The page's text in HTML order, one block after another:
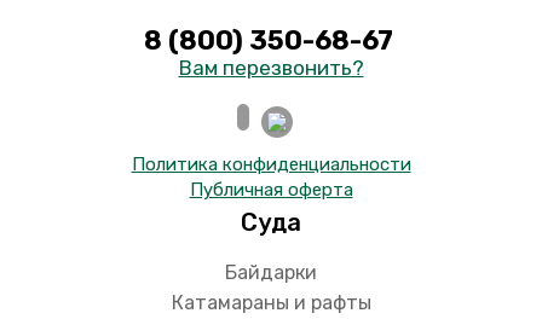
8 (800) 350-68-67
Вам перезвонить?
Политика конфиденциальности
Публичная оферта
Суда
Байдарки
Катамараны и рафты